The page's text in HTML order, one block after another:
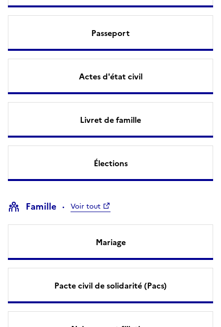
Passeport
Actes d'état civil
Livret de famille
Élections
Famille Voir tout
Mariage
Pacte civil de solidarité (Pacs)